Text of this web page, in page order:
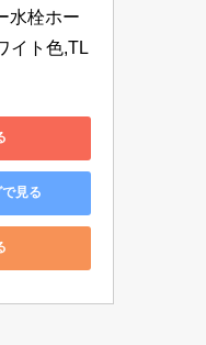
水栓ホー
イト色,TL
見る